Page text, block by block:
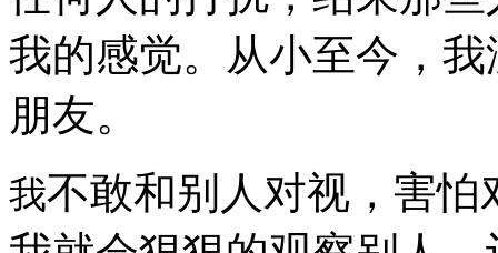
我的感觉。从小至今，
朋友。
我不敢和别人对视，害